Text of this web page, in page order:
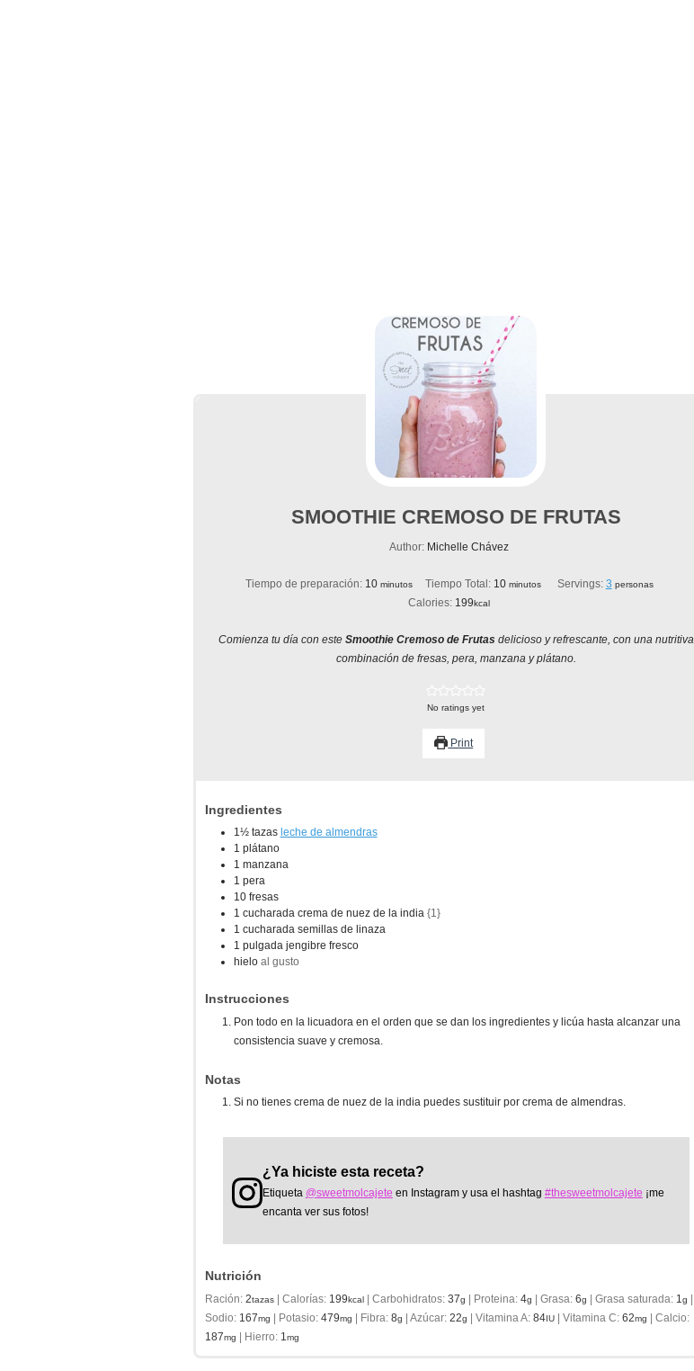
SMOOTHIE CREMOSO DE FRUTAS
Author: Michelle Chávez
Tiempo de preparación: 10minutos
minutos Tiempo Total: 10minutos
minutos Servings: 3 personas
Calories: 199kcal
Comienza tu día con este Smoothie Cremoso de Frutas delicioso y refrescante, con una nutritiva
combinación de fresas, pera, manzana y plátano.
No ratings yet
Print
Ingredientes
1½ tazas leche de almendras
1 plátano
1 manzana
1 pera
10 fresas
1 cucharada crema de nuez de la india {1}
1 cucharada semillas de linaza
1 pulgada jengibre fresco
hielo al gusto
Instrucciones
Pon todo en la licuadora en el orden que se dan los ingredientes y licúa hasta alcanzar una
consistencia suave y cremosa.
Notas
Si no tienes crema de nuez de la india puedes sustituir por crema de almendras.
¿Ya hiciste esta receta?
Etiqueta @sweetmolcajete en Instagram y usa el hashtag #thesweetmolcajete ¡me
encanta ver sus fotos!
Nutrición
Ración: 2tazas| Calorías: 199kcal| Carbohidratos: 37g Proteina: 4g Grasa: 6g Grasa saturada: 1g
Sodio: 167mg Potasio: 479mg Fibra: 8g Azúcar: 22g Vitamina A: 84IU| Vitamina C: 62mg
Calcio:
187mg Hierro: 1mg